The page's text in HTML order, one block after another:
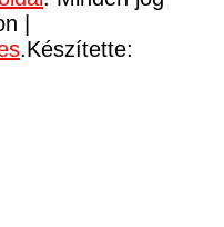
|
.Készítette: